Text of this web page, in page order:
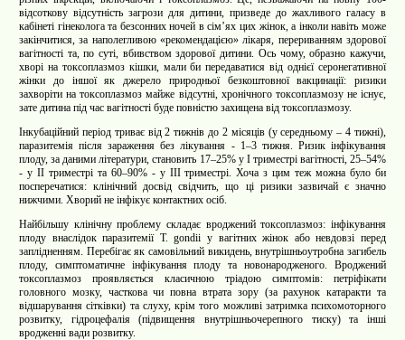
відсоткову відсутність загрози для дитини, призведе до жахливого галасу в
кабінеті гінеколога та безсонних ночей в сімʼях цих жінок, а інколи навіть може
закінчитися, за наполегливою «рекомендацією» лікаря, перериванням здорової
вагітності та, по суті, вбивством здорової дитини. Ось чому, образно кажучи,
хворі на токсоплазмоз кішки, мали би передаватися від однієї серонегативної
жінки до іншої як джерело природньої безкоштовної вакцинації: ризики
захворіти на токсоплазмоз майже відсутні, хронічного токсоплазмозу не існує,
зате дитина під час вагітності буде повністю захищена від токсоплазмозу.
Інкубаційний період триває від 2 тижнів до 2 місяців (у середньому – 4 тижні),
паразитемія після зараження без лікування - 1–3 тижня. Ризик інфікування
плоду, за даними літератури, становить 17–25% у І триместрі вагітності, 25–54%
- у ІІ триместрі та 60–90% - у ІІІ триместрі. Хоча з цим теж можна було би
посперечатися: клінічний досвід свідчить, що ці ризики зазвичай є значно
нижчими. Хворий не інфікує контактних осіб.
Найбільшу клінічну проблему складає вроджений токсоплазмоз: інфікування
плоду внаслідок паразитемії T.gondii у вагітних жінок або невдовзі перед
заплідненням. Перебігає як самовільний викидень, внутрішньоутробна загибель
плоду, симптоматичне інфікування плоду та новонародженого. Вроджений
токсоплазмоз проявляється класичною тріадою симптомів: петріфікати
головного мозку, часткова чи повна втрата зору (за рахунок катаракти та
відшарування сітківки) та слуху, крім того можливі затримка психомоторного
розвитку, гідроцефалія (підвищення внутрішньочерепного тиску) та інші
вродженні вади розвитку.